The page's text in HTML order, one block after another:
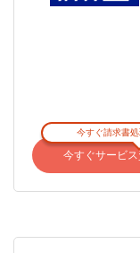
今すぐ請求書
今すぐサービ